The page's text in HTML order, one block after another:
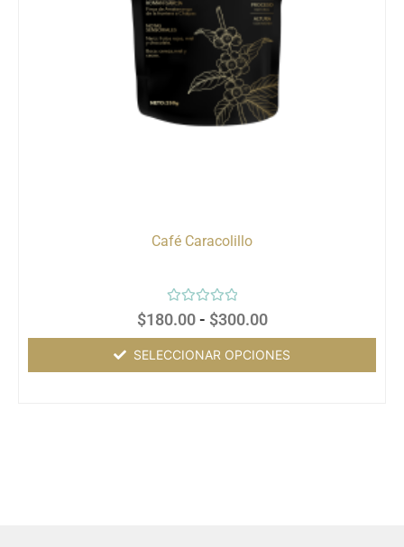
Café Caracolillo
Valorado
con
0
de
$180.00 - $300.00
SELECCIONAR OPCIONES